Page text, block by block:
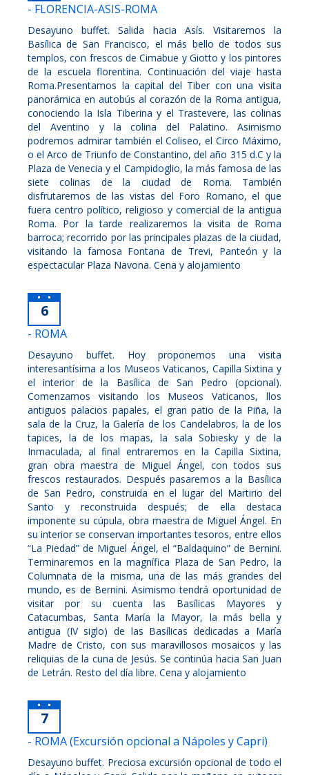
- FLORENCIA-ASIS-ROMA
Desayuno buffet. Salida hacia Asís. Visitaremos la
Basílica de San Francisco, el más bello de todos sus
templos, con frescos de Cimabue y Giotto y los pintores
de la escuela florentina. Continuación del viaje hasta
Roma.Presentamos la capital del Tiber con una visita
panorámica en autobús al corazón de la Roma antigua,
conociendo la Isla Tiberina y el Trastevere, las colinas
del Aventino y la colina del Palatino. Asimismo
podremos admirar también el Coliseo, el Circo Máximo,
o el Arco de Triunfo de Constantino, del año 315 d.C y la
Plaza de Venecia y el Campidoglio, la más famosa de las
siete colinas de la ciudad de Roma. También
disfrutaremos de las vistas del Foro Romano, el que
fuera centro político, religioso y comercial de la antigua
Roma. Por la tarde realizaremos la visita de Roma
barroca; recorrido por las principales plazas de la ciudad,
visitando la famosa Fontana de Trevi, Panteón y la
espectacular Plaza Navona. Cena y alojamiento
6
- ROMA
Desayuno buffet. Hoy proponemos una visita
interesantísima a los Museos Vaticanos, Capilla Sixtina y
el interior de la Basílica de San Pedro (opcional).
Comenzamos visitando los Museos Vaticanos, llos
antiguos palacios papales, el gran patio de la Piña, la
sala de la Cruz, la Galería de los Candelabros, la de los
tapices, la de los mapas, la sala Sobiesky y de la
Inmaculada, al final entraremos en la Capilla Sixtina,
gran obra maestra de Miguel Ángel, con todos sus
frescos restaurados. Después pasaremos a la Basílica
de San Pedro, construida en el lugar del Martirio del
Santo y reconstruida después; de ella destaca
imponente su cúpula, obra maestra de Miguel Ángel. En
su interior se conservan importantes tesoros, entre ellos
“La Piedad” de Miguel Ángel, el “Baldaquino” de Bernini.
Terminaremos en la magnífica Plaza de San Pedro, la
Columnata de la misma, una de las más grandes del
mundo, es de Bernini. Asimismo tendrá oportunidad de
visitar por su cuenta las Basílicas Mayores y
Catacumbas, Santa María la Mayor, la más bella y
antigua (IV siglo) de las Basílicas dedicadas a María
Madre de Cristo, con sus maravillosos mosaicos y las
reliquias de la cuna de Jesús. Se continúa hacia San Juan
de Letrán. Resto del día libre. Cena y alojamiento
7
- ROMA (Excursión opcional a Nápoles y Capri)
Desayuno buffet. Preciosa excursión opcional de todo el